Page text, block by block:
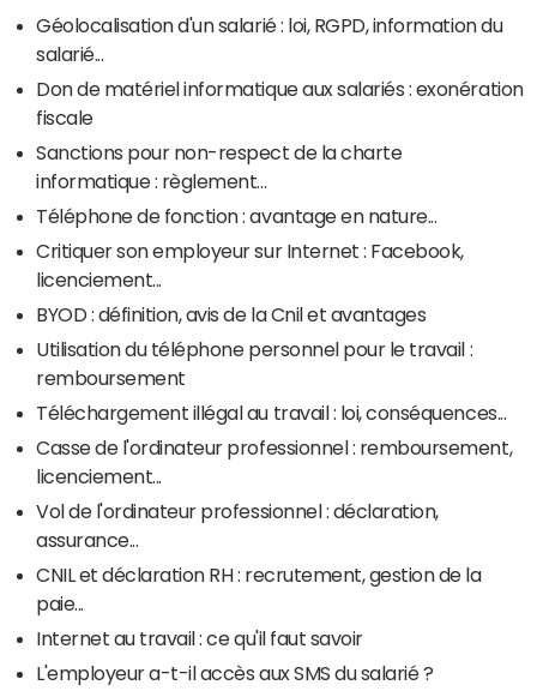
Géolocalisation d'un salarié : loi, RGPD, information du
salarié...
Don de matériel informatique aux salariés : exonération
fiscale
Sanctions pour non-respect de la charte
informatique : règlement...
Téléphone de fonction : avantage en nature...
Critiquer son employeur sur Internet : Facebook,
licenciement...
BYOD : définition, avis de la Cnil et avantages
Utilisation du téléphone personnel pour le travail :
remboursement
Téléchargement illégal au travail : loi, conséquences...
Casse de l'ordinateur professionnel : remboursement,
licenciement...
Vol de l'ordinateur professionnel : déclaration,
assurance...
CNIL et déclaration RH : recrutement, gestion de la
paie...
Internet au travail : ce qu'il faut savoir
L'employeur a-t-il accès aux SMS du salarié ?